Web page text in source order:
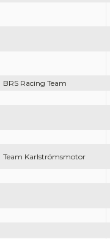
BRS Racing Team
Team Karlströmsmotor